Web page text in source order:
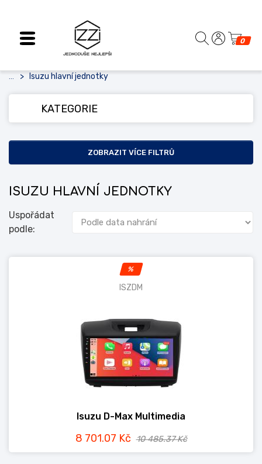
0
Isuzu hlavní jednotky
KATEGORIE
ZOBRAZIT VÍCE FILTRŮ
ISUZU HLAVNÍ JEDNOTKY
Uspořádat
podle:
%
ISZDM
Isuzu D-Max Multimedia
8 701.07 Kč 10 485.37 Kč